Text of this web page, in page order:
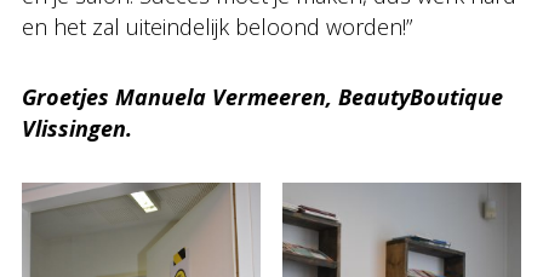
en het zal uiteindelijk beloond worden!”
Groetjes Manuela Vermeeren, BeautyBoutique
Vlissingen.